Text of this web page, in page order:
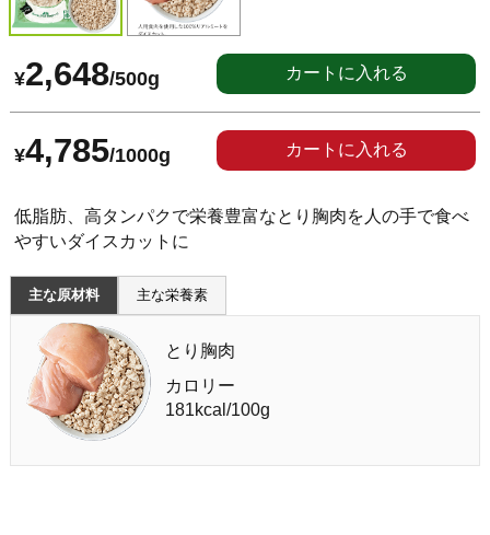
¥2,648/500g カートに入れる
¥4,785/1000g カートに入れる
低脂肪、高タンパクで栄養豊富なとり胸肉を人の手で食べ
やすいダイスカットに
主な原材料 主な栄養素
とり胸肉
カロリー
181kcal/100g